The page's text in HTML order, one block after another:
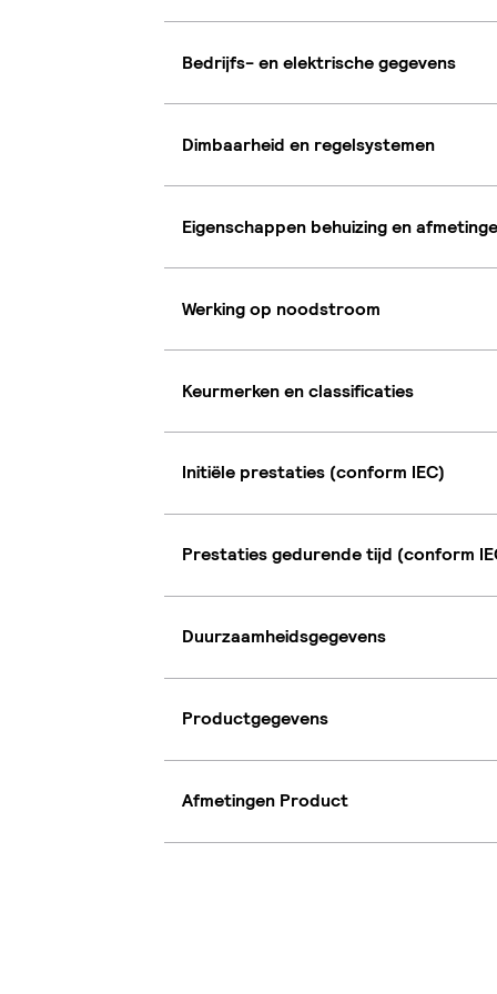
Bedrijfs- en elektrische gegevens
Dimbaarheid en regelsystemen
Eigenschappen behuizing en
Werking op noodstroom
Keurmerken en classificaties
Initiële prestaties (conform IEC)
Prestaties gedurende tijd (conform
Duurzaamheidsgegevens
Productgegevens
Afmetingen Product